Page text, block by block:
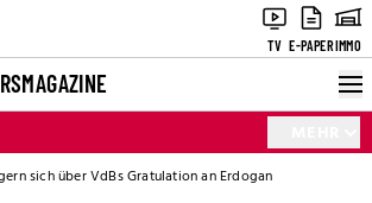
TV E-PAPERIMMO
MAGAZINE
sich über VdBs Gratulation an Erdogan